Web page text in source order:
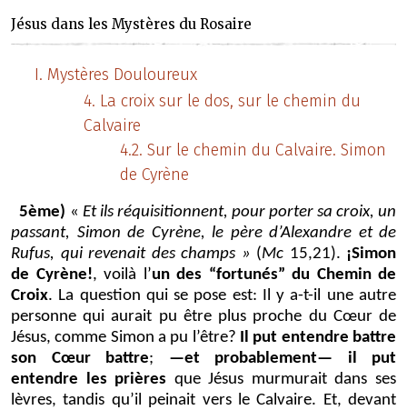
Jésus dans les Mystères du Rosaire
Mystères Douloureux
La croix sur le dos, sur le chemin du
Calvaire
Sur le chemin du Calvaire. Simon
de Cyrène
5ème) « Et ils réquisitionnent, pour porter sa croix, un
passant, Simon de Cyrène, le père d’Alexandre et de
Rufus, qui revenait des champs » (Mc 15,21). ¡Simon
de Cyrène!, voilà l’un des “fortunés” du Chemin de
Croix. La question qui se pose est: Il y a-t-il une autre
personne qui aurait pu être plus proche du Cœur de
Jésus, comme Simon a pu l’être? Il put entendre battre
son Cœur battre; —et probablement— il put
entendre les prières que Jésus murmurait dans ses
lèvres, tandis qu’il peinait vers le Calvaire. Et, devant